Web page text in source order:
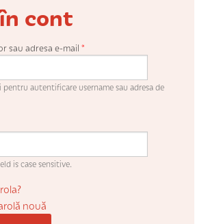
VIȚĂ-DE-VIE
cont
sau adresa e-mail *
autentificare username sau adresa de
is case sensitive.
nouă